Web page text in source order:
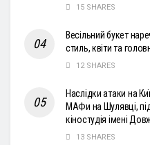
15 SHARES
Весільний букет
стиль, квіти та
12 SHARES
Наслідки атаки на
МАФи на Шулявці,
кіностудія імені
13 SHARES